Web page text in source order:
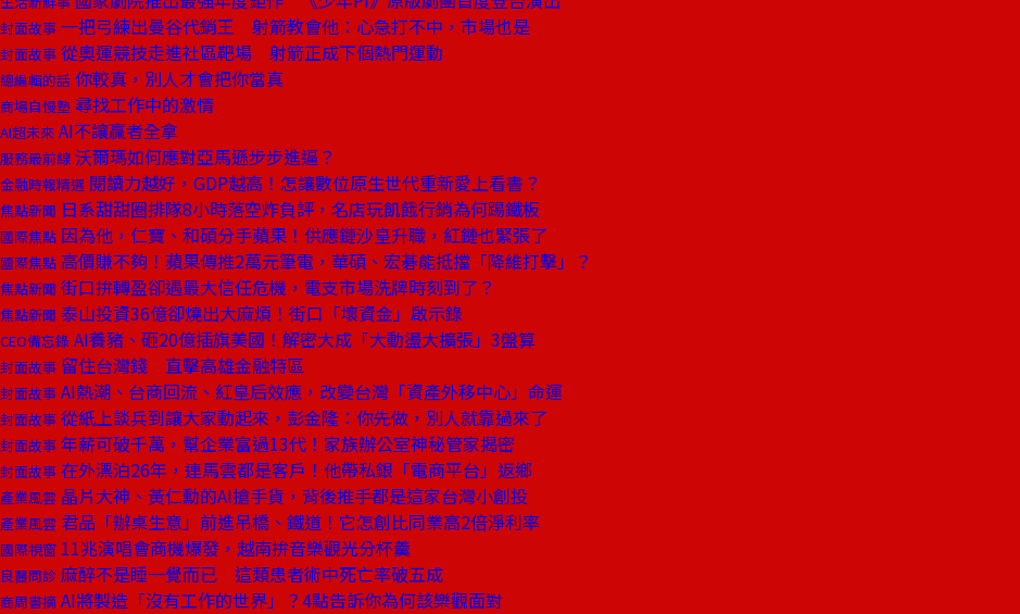
封面故事 一把弓練出曼谷代銷王 射箭教會他：心急打不中，市場也是
封面故事 從奧運競技走進社區靶場 射箭正成下個熱門運動
總編輯的話 你較真，別人才會把你當真
商場自慢塾 尋找工作中的激情
AI超未來 AI不讓贏者全拿
服務最前線 沃爾瑪如何應對亞馬遜步步進逼？
金融時報精選 閱讀力越好，GDP越高！怎讓數位原生世代重新愛上看書？
焦點新聞 日系甜甜圈排隊8小時落空炸負評，名店玩飢餓行銷為何踢鐵板
國際焦點 因為他，仁寶、和碩分手蘋果！供應鏈沙皇升職，紅鏈也緊張了
國際焦點 高價賺不夠！蘋果傳推2萬元筆電，華碩、宏碁能抵擋「降維打擊」？
焦點新聞 街口拚轉盈卻遇最大信任危機，電支市場洗牌時刻到了？
焦點新聞 泰山投資36億卻燒出大麻煩！街口「壞資金」啟示錄
CEO備忘錄 AI養豬、砸20億插旗美國！解密大成「大動盪大擴張」3盤算
封面故事 留住台灣錢 直擊高雄金融特區
封面故事 AI熱潮、台商回流、紅皇后效應，改變台灣「資產外移中心」命運
封面故事 從紙上談兵到讓大家動起來，彭金隆：你先做，別人就靠過來了
封面故事 年薪可破千萬，幫企業富過13代！家族辦公室神秘管家揭密
封面故事 在外漂泊26年，連馬雲都是客戶！他帶私銀「電商平台」返鄉
產業風雲 晶片大神、黃仁勳的AI搶手貨，背後推手都是這家台灣小創投
產業風雲 君品「辦桌生意」前進吊橋、鐵道！它怎創比同業高2倍淨利率
國際視窗 11兆演唱會商機爆發，越南拚音樂觀光分杯羹
良醫問診 麻醉不是睡一覺而已 這類患者術中死亡率破五成
商周書摘 AI將製造「沒有工作的世界」？4點告訴你為何該樂觀面對